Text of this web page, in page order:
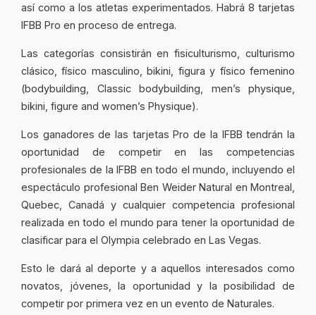
así como a los atletas experimentados. Habrá 8 tarjetas
IFBB Pro en proceso de entrega.
Las categorías consistirán en fisiculturismo, culturismo
clásico, físico masculino, bikini, figura y físico femenino
(bodybuilding, Classic bodybuilding, men’s physique,
bikini, figure and women’s Physique).
Los ganadores de las tarjetas Pro de la IFBB tendrán la
oportunidad de competir en las competencias
profesionales de la IFBB en todo el mundo, incluyendo el
espectáculo profesional Ben Weider Natural en Montreal,
Quebec, Canadá y cualquier competencia profesional
realizada en todo el mundo para tener la oportunidad de
clasificar para el Olympia celebrado en Las Vegas.
Esto le dará aldeporte y a aquellos interesados ​​como
novatos, jóvenes, la oportunidad y la posibilidad de
competir por primera vez en un evento de Naturales.